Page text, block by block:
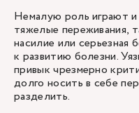
Немалую роль играют
тяжелые переживания,
насилие или серьезная
к развитию болезни.
привык чрезмерно
долго носить в себе
разделить.